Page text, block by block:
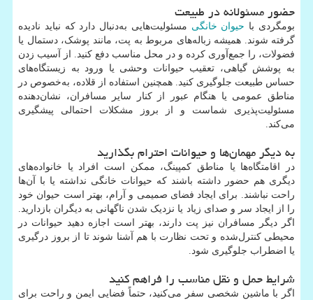
حضور مسئولانه در طبیعت
بومگردی با حیوان خانگی مسئولیت‌هایی به‌دنبال دارد که نباید نادیده
گرفته شوند. همیشه زباله‌های مربوط به پت، مانند پوشک، دستمال یا
فضولات، را جمع‌آوری کرده و در محل مناسب دفع کنید. از آسیب زدن
به پوشش گیاهی، تعقیب حیوانات وحشی یا ورود به زیستگاه‌های
حساس طبیعت جلوگیری کنید. همچنین استفاده از قلاده، به‌خصوص در
مناطق عمومی یا هنگام عبور از کنار سایر مسافران، نشان‌دهنده
مسئولیت‌پذیری شماست و از بروز مشکلات احتمالی پیشگیری
می‌کند.
به دیگر مهمان‌ها و حیوانات احترام بگذارید
در اقامتگاه‌ها یا مناطق کمپینگ، ممکن است افراد یا خانواده‌های
دیگری هم حضور داشته باشند که حیوانات خانگی نداشته یا با آن‌ها
راحت نباشند. برای ایجاد فضای صمیمی و آرام، بهتر است حیوان خود
را از ایجاد سر و صدای زیاد یا نزدیک شدن ناگهانی به دیگران بازدارید.
اگر دیگر مسافران نیز پت دارند، بهتر است اجازه دهید حیوانات در
محیطی کنترل‌شده و تحت نظارت با هم آشنا شوند تا از بروز درگیری
یا اضطراب جلوگیری شود.
شرایط حمل و نقل مناسب را فراهم کنید
اگر با ماشین شخصی سفر می‌کنید، حتماً فضایی ایمن و راحت برای